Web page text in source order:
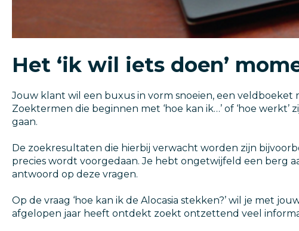
Het ‘ik wil iets doen’
Jouw klant wil een buxus in vorm snoeien, een veldboeket
Zoektermen die beginnen met ‘hoe kan ik…’ of ‘hoe
gaan.
De zoekresultaten die hierbij verwacht worden zijn
precies wordt voorgedaan. Je hebt ongetwijfeld een berg
antwoord op deze vragen.
Op de vraag ‘hoe kan ik de Alocasia stekken?’ wil je met
afgelopen jaar heeft ontdekt zoekt ontzettend veel